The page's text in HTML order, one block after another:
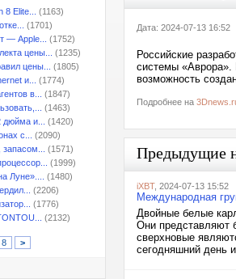
Elite...
(1163)
(1701)
— Apple...
(1752)
цены...
(1235)
цены...
(1805)
и...
(1774)
в...
(1847)
(1463)
и...
(1420)
с...
(2090)
(1571)
(1999)
Луне»....
(1480)
(2206)
(1776)
(2132)
8 >
Дата: 2024-07-13 16:52
Российские
системы «Аврора».
возможность
Подробнее на
Предыдущие
iXBT, 2024-07-13 15:52
Международная
Двойные белые
Они представляют
сверхновые
сегодняшний день